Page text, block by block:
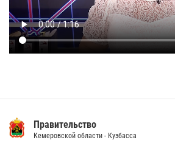
Правительство
Кемеровской области - Кузбасса